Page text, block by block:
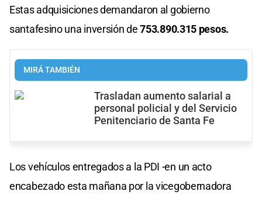
Estas adquisiciones demandaron al gobierno
santafesino una inversión de753.890.315 pesos.
MIRÁ TAMBIÉN
Trasladan aumento salarial a
personal policial y del Servicio
Penitenciario de Santa Fe
Los vehículos entregados a la PDI -en un acto
encabezado esta mañana por la vicegobernadora